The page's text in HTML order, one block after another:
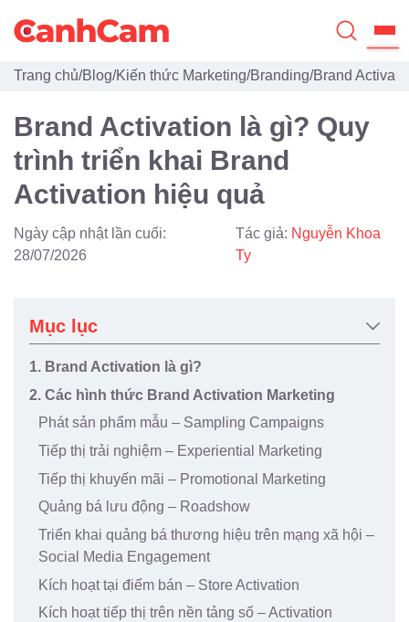
Trang Chủ
Giới Thiệu
Thiết Kế Website
Đã Thiết Kế
Dịch Vụ
Blog
Trang chủ/Blog/Kiến thức Marketing/Branding/Brand
Brand Activation là gì? Quy
trình triển khai Brand
Activation hiệu quả
Ngày cập nhật lần cuối:
28/07/2026
Tác giả: Nguyễn Khoa
Ty
Mục lục
1. Brand Activation là gì?
2. Các hình thức Brand Activation Marketing
Phát sản phẩm mẫu – Sampling Campaigns
Tiếp thị trải nghiệm – Experiential Marketing
Tiếp thị khuyến mãi – Promotional Marketing
Quảng bá lưu động – Roadshow
Triển khai quảng bá thương hiệu trên mạng xã hội –
Social Media Engagement
Kích hoạt tại điểm bán – Store Activation
Kích hoạt tiếp thị trên nền tảng số – Activation